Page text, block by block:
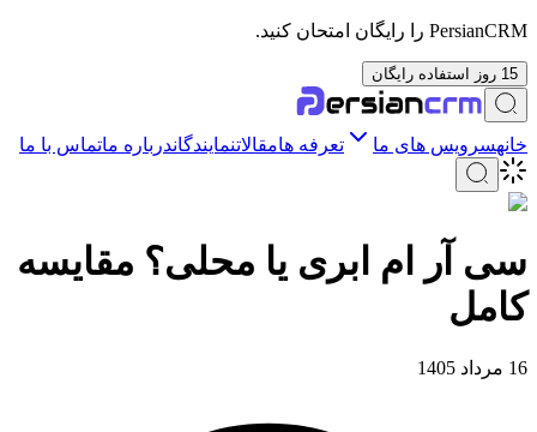
PersianCRM را رایگان امتحان کنید.
15 روز استفاده رایگان
خانهسرویس های ما تعرفه هامقالاتنمایندگاندرباره ماتماس با ما
سی آر ام ابری یا محلی؟ مقایسه
کامل
16 مرداد 1405